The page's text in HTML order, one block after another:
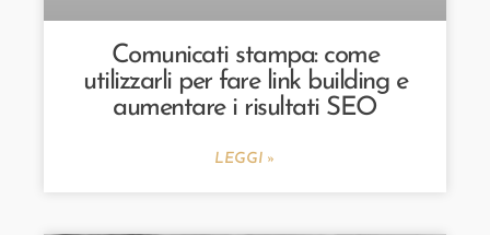
Comunicati stampa: come
utilizzarli per fare link building e
aumentare i risultati SEO
LEGGI »